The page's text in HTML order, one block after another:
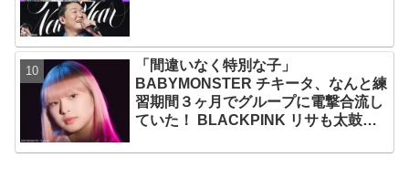
「間違いなく特別な子」
BABYMONSTER チキータ、なんと練
習期間３ヶ月でグループに電撃合流し
ていた！ BLACKPINK リサも太鼓
唸らせる